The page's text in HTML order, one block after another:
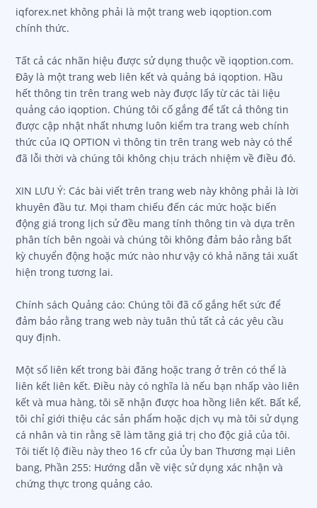
iqforex.net không phải là một trang web iqoption.com
chính thức.
Tất cả các nhãn hiệu được sử dụng thuộc về iqoption.com.
Đây là một trang web liên kết và quảng bá iqoption. Hầu
hết thông tin trên trang web này được lấy từ các tài liệu
quảng cáo iqoption. Chúng tôi cố gắng để tất cả thông tin
được cập nhật nhất nhưng luôn kiểm tra trang web chính
thức của IQ OPTION vì thông tin trên trang web này có thể
đã lỗi thời và chúng tôi không chịu trách nhiệm về điều đó.
XIN LƯU Ý: Các bài viết trên trang web này không phải là lời
khuyên đầu tư. Mọi tham chiếu đến các mức hoặc biến
động giá trong lịch sử đều mang tính thông tin và dựa trên
phân tích bên ngoài và chúng tôi không đảm bảo rằng bất
kỳ chuyển động hoặc mức nào như vậy có khả năng tái xuất
hiện trong tương lai.
Chính sách Quảng cáo: Chúng tôi đã cố gắng hết sức để
đảm bảo rằng trang web này tuân thủ tất cả các yêu cầu
quy định.
Một số liên kết trong bài đăng hoặc trang ở trên có thể là
liên kết liên kết. Điều này có nghĩa là nếu bạn nhấp vào liên
kết và mua hàng, tôi sẽ nhận được hoa hồng liên kết. Bất kể,
tôi chỉ giới thiệu các sản phẩm hoặc dịch vụ mà tôi sử dụng
cá nhân và tin rằng sẽ làm tăng giá trị cho độc giả của tôi.
Tôi tiết lộ điều này theo 16 cfr của Ủy ban Thương mại Liên
bang, Phần 255: Hướng dẫn về việc sử dụng xác nhận và
chứng thực trong quảng cáo.